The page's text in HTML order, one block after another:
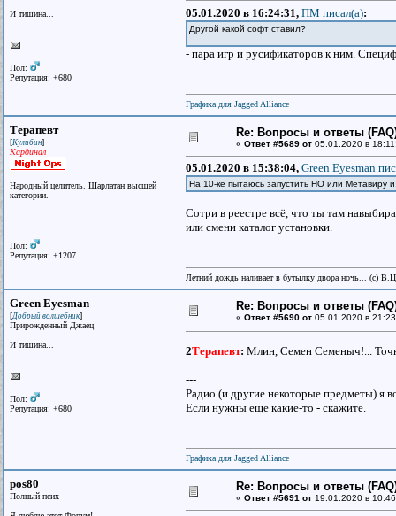
И тишина...
Пол:
Репутация: +680
05.01.2020 в 16:24:31, ПМ писал(a):
Другой какой софт ставил?
- пара игр и русификаторов к ним.
Графика для Jagged Alliance
Терапевт
[Кулибин]
Кардинал
Народный целитель. Шарлатан высшей
категории.
Пол:
Репутация: +1207
Re: Вопросы и ответы
« Ответ #5689 от 05.01.2020 в
05.01.2020 в 15:38:04, Green Eyesman
На 10-ке пытаюсь запустить НО или Метавиру
Сотри в реестре всё, что ты там
или смени каталог установки.
Летний дождь наливает в бутылку двора ночь... (с)
Green Eyesman
[Добрый волшебник]
Прирожденный Джаец
И тишина...
Пол:
Репутация: +680
Re: Вопросы и ответы
« Ответ #5690 от 05.01.2020 в
2Терапевт: Млин, Семен Семеныч!...
---
Радио (и другие некоторые предметы) я
Если нужны еще какие-то - скажите.
Графика для Jagged Alliance
pos80
Полный псих
Re: Вопросы и ответы
« Ответ #5691 от 19.01.2020 в